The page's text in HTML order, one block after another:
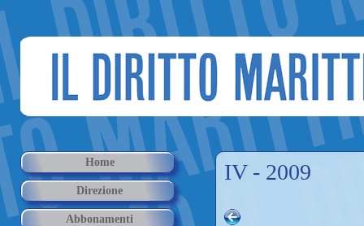
IV - 2009
Home
Direzione
Abbonamenti